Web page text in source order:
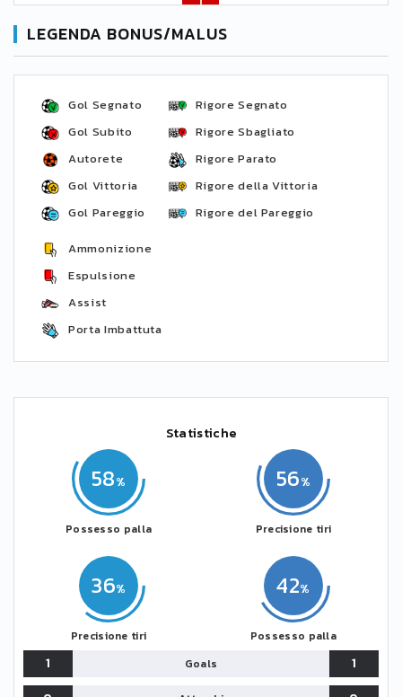
LEGENDA BONUS/MALUS
Gol Segnato
Gol Subito
Autorete
Gol Vittoria
Gol Pareggio
Rigore Segnato
Rigore Sbagliato
Rigore Parato
Rigore della Vittoria
Rigore del Pareggio
Ammonizione
Espulsione
Assist
Porta Imbattuta
Statistiche
58
Possesso palla
36
Precisione tiri
42
Possesso palla
56
Precisione tiri
1 Goals
1